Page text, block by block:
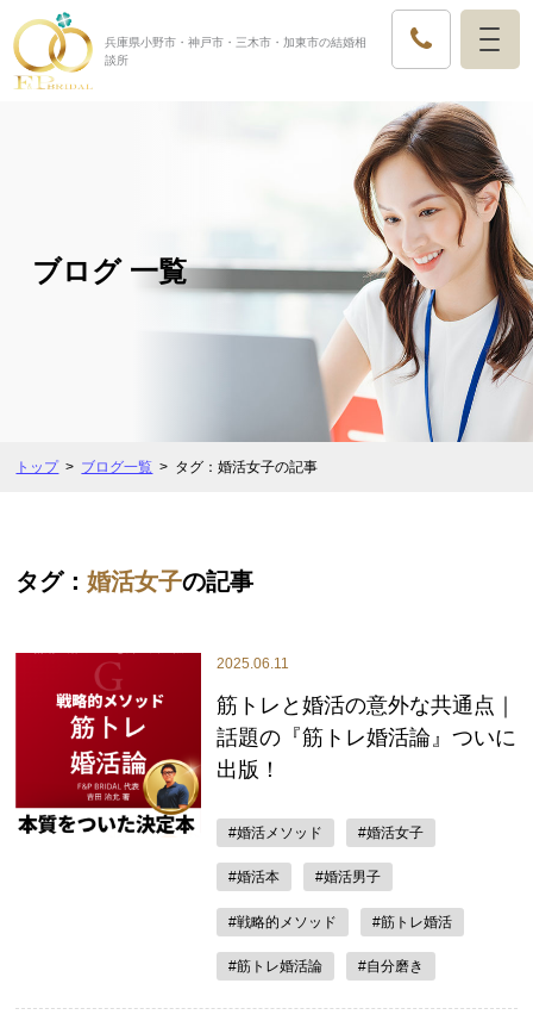
兵庫県小野市・神戸市・三木市・加東市の結婚相
談所
ブログ 一覧
トップ ブログ一覧 タグ：婚活女子の記事
タグ：婚活女子の記事
2025.06.11
筋トレと婚活の意外な共通点｜
話題の『筋トレ婚活論』ついに
出版！
#婚活メソッド #婚活女子
#婚活本 #婚活男子
#戦略的メソッド #筋トレ婚活
#筋トレ婚活論 #自分磨き